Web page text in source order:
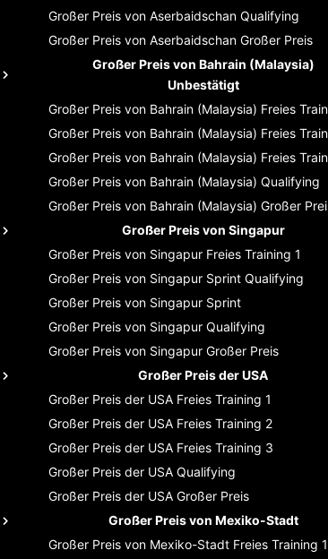
Großer Preis von Aserbaidschan Qualifying
Großer Preis von Aserbaidschan Großer Preis
Großer Preis von Bahrain (Malaysia)
Unbestätigt
Großer Preis von Bahrain (Malaysia) Freies
Großer Preis von Bahrain (Malaysia) Freies
Großer Preis von Bahrain (Malaysia) Freies
Großer Preis von Bahrain (Malaysia) Qualifying
Großer Preis von Bahrain (Malaysia) Großer
Großer Preis von Singapur
Großer Preis von Singapur Freies Training 1
Großer Preis von Singapur Sprint Qualifying
Großer Preis von Singapur Sprint
Großer Preis von Singapur Qualifying
Großer Preis von Singapur Großer Preis
Großer Preis der USA
Großer Preis der USA Freies Training 1
Großer Preis der USA Freies Training 2
Großer Preis der USA Freies Training 3
Großer Preis der USA Qualifying
Großer Preis der USA Großer Preis
Großer Preis von Mexiko-Stadt
Großer Preis von Mexiko-Stadt Freies Training 1